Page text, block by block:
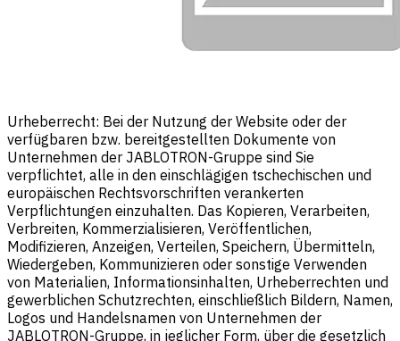
Urheberrecht: Bei der Nutzung der Website oder der
verfügbaren bzw. bereitgestellten Dokumente von
Unternehmen der JABLOTRON-Gruppe sind Sie
verpflichtet, alle in den einschlägigen tschechischen und
europäischen Rechtsvorschriften verankerten
Verpflichtungen einzuhalten. Das Kopieren, Verarbeiten,
Verbreiten, Kommerzialisieren, Veröffentlichen,
Modifizieren, Anzeigen, Verteilen, Speichern, Übermitteln,
Wiedergeben, Kommunizieren oder sonstige Verwenden
von Materialien, Informationsinhalten, Urheberrechten und
gewerblichen Schutzrechten, einschließlich Bildern, Namen,
Logos und Handelsnamen von Unternehmen der
JABLOTRON-Gruppe, in jeglicher Form, über die gesetzlich